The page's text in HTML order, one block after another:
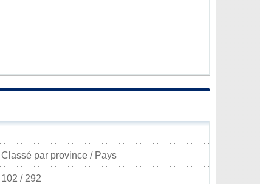
Classé par province / Pays
102 / 292